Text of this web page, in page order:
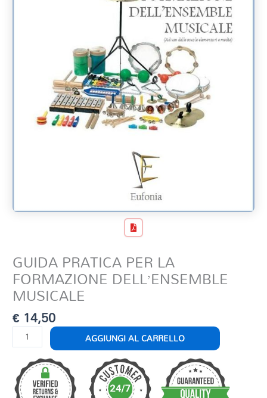
GUIDA PRATICA PER LA
FORMAZIONE DELL’ENSEMBLE
MUSICALE
€ 14,50
GUIDA
PRATICA
LA
FORMAZIONE
AGGIUNGI AL CARRELLO